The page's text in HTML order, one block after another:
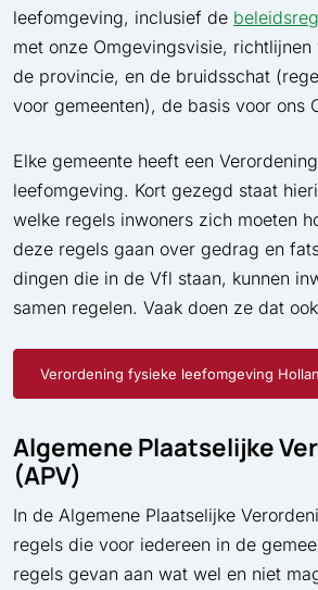
leefomgeving, inclusief de
met onze Omgevingsvisie, richtlijnen
de provincie, en de bruidsschat
voor gemeenten), de basis voor ons
Elke gemeente heeft een
leefomgeving. Kort gezegd staat
welke regels inwoners zich moeten
deze regels gaan over gedrag en
dingen die in de Vfl staan, kunnen
samen regelen. Vaak doen ze dat
Verordening fysieke leefomgeving
Algemene Plaatselijke
(APV)
In de Algemene Plaatselijke
regels die voor iedereen in de
regels gevan aan wat wel en niet